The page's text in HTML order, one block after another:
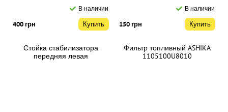
В наличии
400 грн Купить
Стойка стабилизатора
передняя левая
В наличии
150 грн Купить
Фильтр топливный ASHIKA
1105100U8010